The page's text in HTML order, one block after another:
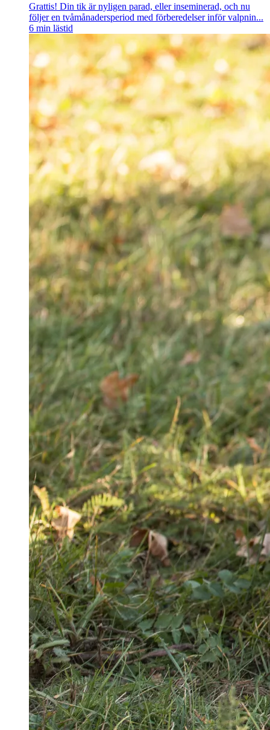
Grattis! Din tik är nyligen parad, eller inseminerad, och nu
följer en tvåmånadersperiod med förberedelser inför valpnin...
6 min lästid